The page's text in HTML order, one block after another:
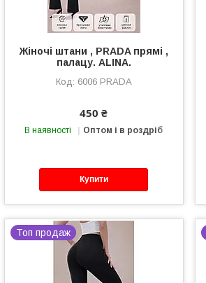
Жіночі штани , PRADA прямі ,
палацу. ALINA.
6006 PRADA
450 ₴
В наявності Оптом і в роздріб
Купити
Топ продаж